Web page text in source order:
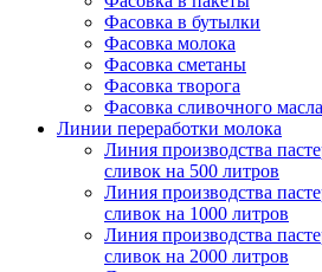
Фасовка в бутылки
Фасовка молока
Фасовка сметаны
Фасовка творога
Фасовка сливочного масла
Линии переработки молока
Линия производства
сливок на 500 литров
Линия производства
сливок на 1000 литров
Линия производства
сливок на 2000 литров